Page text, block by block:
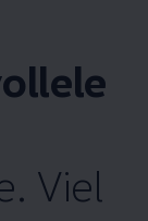
. Viel